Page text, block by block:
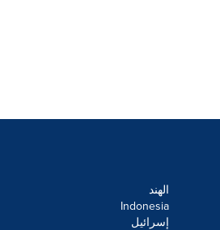
الهند
Indonesia
إسرائيل